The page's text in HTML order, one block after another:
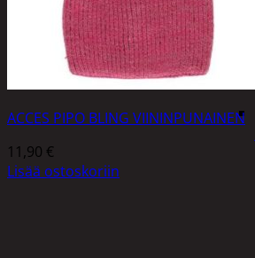
ACCES PIPO BLING VIININPUNAINEN
11,90 €
Lisää ostoskoriin